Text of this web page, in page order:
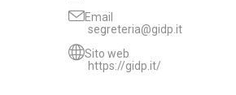
Email
segreteria@gidp.it
Sito web
https://gidp.it/